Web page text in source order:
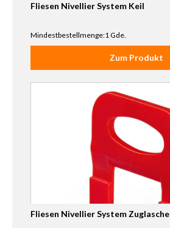
Fliesen Nivellier System Keil
Mindestbestellmenge:1 Gde.
Zum Produkt
Fliesen Nivellier System Zuglasche